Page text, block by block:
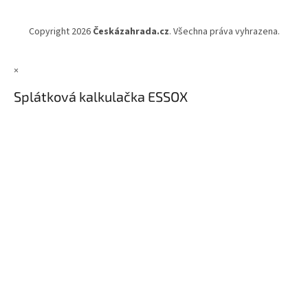
Copyright 2026 Českázahrada.cz. Všechna práva vyhrazena.
×
Splátková kalkulačka ESSOX